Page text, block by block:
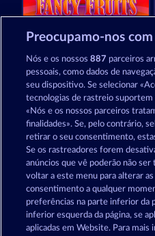
Fancy Fruits
Mighty 40
Termos e
Declaração de
Preocupamo-nos
Nós e os nossos887 parceiros
pessoais, como dados de
seu dispositivo. Se selecionar
tecnologias de rastreio suportem
«Nós e os nossos parceiros
finalidades». Se, pelo contrário,
retirar o seu consentimento,
Se os rastreadores forem
anúncios que vê poderão não
voltar a este menu para alterar
consentimento a qualquer
preferências na parte inferior da
inferior esquerda da página, se
aplicadas em Website. Para mais